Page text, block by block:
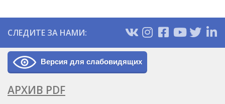
СЛЕДИТЕ ЗА НАМИ:
Версия для слабовидящих
АРХИВ PDF